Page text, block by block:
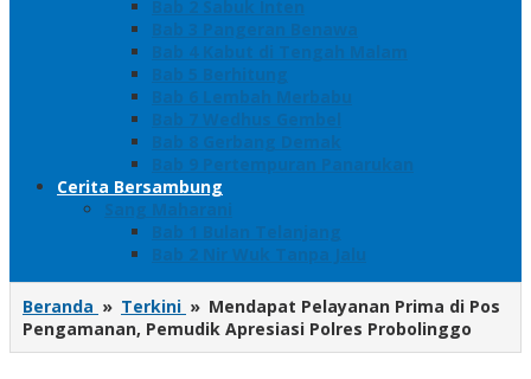
Bab 2 Sabuk Inten
Bab 3 Pangeran Benawa
Bab 4 Kabut di Tengah Malam
Bab 5 Berhitung
Bab 6 Lembah Merbabu
Bab 7 Wedhus Gembel
Bab 8 Gerbang Demak
Bab 9 Pertempuran Panarukan
Cerita Bersambung
Sang Maharani
Bab 1 Bulan Telanjang
Bab 2 Nir Wuk Tanpa Jalu
Beranda » Terkini » Mendapat Pelayanan Prima di Pos
Pengamanan, Pemudik Apresiasi Polres Probolinggo